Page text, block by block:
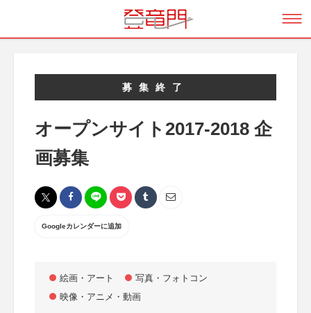
募集終了
オープンサイト2017-2018 企
画募集
Googleカレンダーに追加
絵画・アート
写真・フォトコン
映像・アニメ・動画